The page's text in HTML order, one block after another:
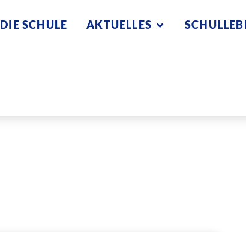
DIE SCHULE AKTUELLES